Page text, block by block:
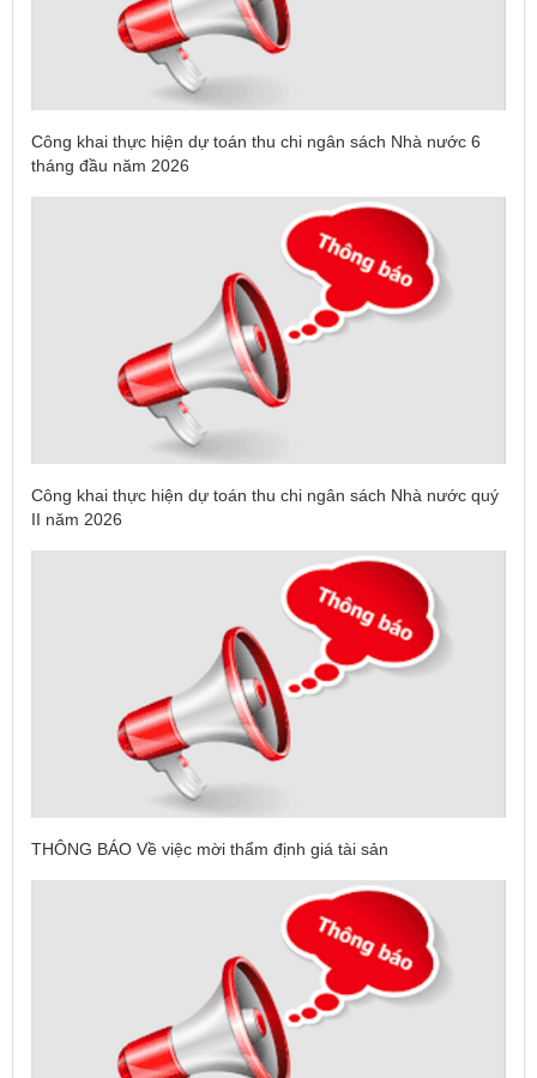
Công khai thực hiện dự toán thu chi ngân sách Nhà nước 6
tháng đầu năm 2026
Công khai thực hiện dự toán thu chi ngân sách Nhà nước quý
II năm 2026
THÔNG BÁO Về việc mời thẩm định giá tài sản